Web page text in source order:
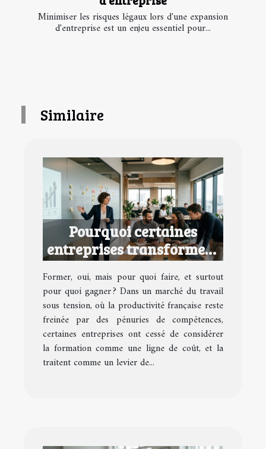
Minimiser les risques légaux lors d'une expansion
d'entreprise est un enjeu essentiel pour...
Similaire
Pourquoi certaines
entreprises transforment
la formation en avantage
concurrentiel
Former, oui, mais pour quoi faire, et surtout
pour quoi gagner ? Dans un marché du travail
sous tension, où la productivité française reste
freinée par des pénuries de compétences,
certaines entreprises ont cessé de considérer
la formation comme une ligne de coût, et la
traitent comme un levier de...